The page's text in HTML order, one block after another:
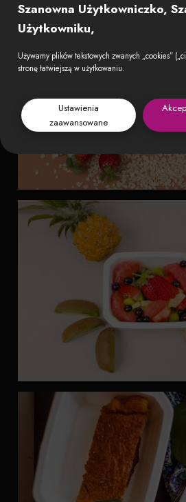
Szanowna Użytkowniczko,
Użytkowniku,
Używamy plików tekstowych zwanych „cookies”
stronę łatwiejszą w użytkowaniu.
Ustawienia
zaawansowane